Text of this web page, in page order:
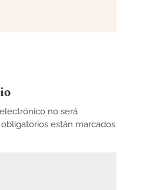
no será
están marcados